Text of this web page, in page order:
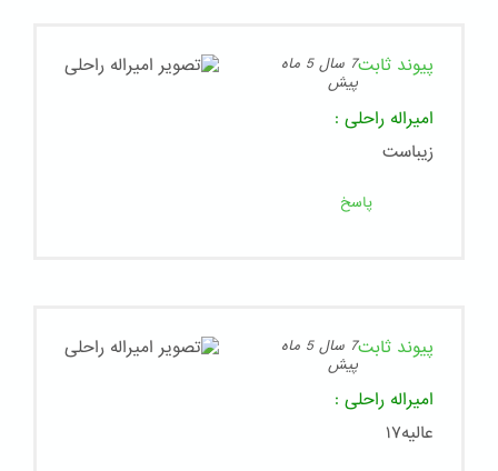
پیوند ثابت
7 سال 5 ماه
پیش
امیراله راحلی :
زیباست
پاسخ
پیوند ثابت
7 سال 5 ماه
پیش
امیراله راحلی :
عالیه۱۷